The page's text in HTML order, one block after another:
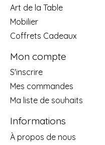
Art de la Table
Mobilier
Coffrets Cadeaux
Mon compte
S'inscrire
Mes commandes
Ma liste de souhaits
Informations
À propos de nous